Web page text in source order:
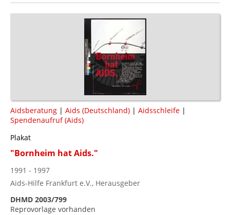
Aidsberatung | Aids (Deutschland) | Aidsschleife |
Spendenaufruf (Aids)
Plakat
"Bornheim hat Aids."
1991 - 1997
Aids-Hilfe Frankfurt e.V., Herausgeber
DHMD 2003/799
Reprovorlage vorhanden